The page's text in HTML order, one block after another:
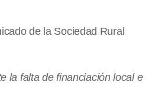
de la Sociedad Rural
la falta de financiación local e